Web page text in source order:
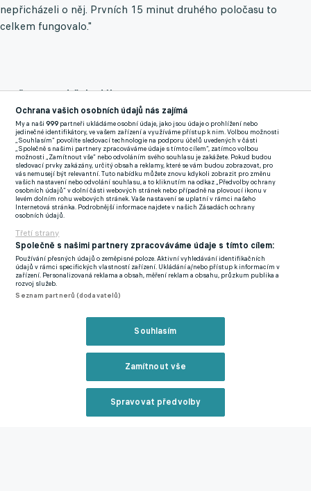
nepřicházeli o něj. Prvních 15 minut druhého poločasu to
celkem fungovalo."
Proč to nevydrželo déle?
"Z nějakého důvodů jsme ubrali na intenzitě. Nebyli jsme
dostatečně dobří na míči a bylo to pro nás čím dál složitější a
de facto jsme se jen bránili."
Bylo to podle vás dobré řešení?
"Jak jsem řekl, prvních 15 minut nám to fungovalo. Hráli jsme
celkem obstojný fotbal, vyrovnali jsme, ale pak jsme se začali
znovu trápit. Promluvilo do toho více faktorů. Ševínský musel
dohrát se zraněním, Sonneho jsme posunuli na křídlo... Hodně
jsme improvizovali, ale potřebujeme, aby si hráči dokázali
zvyknout i na jiné role a dostali ze sebe to nejlepší. Chtěli jsme
Na druhou stranu není pro vás výsledek po průběhu zápasu
"Určitě. Díky našemu brankáři jdeme do odvety s tím, že stále
máme šanci na postup. Víme, co umí provést evropské večery
Ochrana vašich osobních údajů nás zajímá
My a naši999 partneři ukládáme osobní údaje, jako jsou údaje o prohlížení nebo
jedinečné identifikátory, ve vašem zařízení a využíváme přístup k nim. Volbou možnosti
„Souhlasím“ povolíte sledovací technologie na podporu účelů uvedených v části
„Společně s našimi partnery zpracováváme údaje s tímto cílem“, zatímco volbou
možnosti „Zamítnout vše“ nebo odvoláním svého souhlasu je zakážete. Pokud budou
sledovací prvky zakázány, určitý obsah a reklamy, které se vám budou zobrazovat, pro
vás nemusejí být relevantní. Tuto nabídku můžete znovu kdykoli zobrazit pro změnu
vašich nastavení nebo odvolání souhlasu, a to kliknutím na odkaz „Předvolby ochrany
osobních údajů“ v dolní části webových stránek nebo případně na plovoucí ikonu v
levém dolním rohu webových stránek. Vaše nastavení se uplatní v rámci našeho
Internetová stránka. Podrobnější informace najdete v našich Zásadách ochrany
osobních údajů.
Třetí strany
Společně s našimi partnery zpracováváme údaje s tímto cílem:
Používání přesných údajů o zeměpisné poloze. Aktivní vyhledávání identifikačních
údajů v rámci specifických vlastností zařízení. Ukládání a/nebo přístup k informacím v
zařízení. Personalizovaná reklama a obsah, měření reklam a obsahu, průzkum publika a
rozvoj služeb.
Seznam partnerů (dodavatelů)
Souhlasím
Zamítnout vše
Spravovat předvolby